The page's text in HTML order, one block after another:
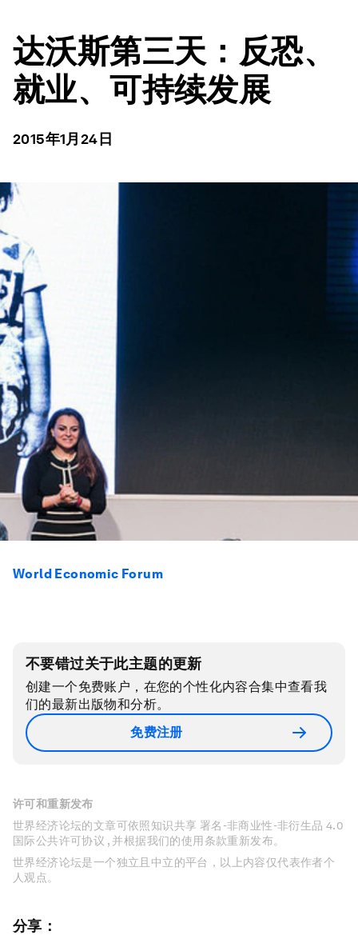
达沃斯第三天：反恐、
就业、可持续发展
2015年1月24日
World Economic Forum
不要错过关于此主题的更新
创建一个免费账户，在您的个性化内容合集中查看我
们的最新出版物和分析。
免费注册
许可和重新发布
世界经济论坛的文章可依照知识共享 署名-非商业性-非衍生品 4.0
国际公共许可协议 , 并根据我们的使用条款重新发布。
世界经济论坛是一个独立且中立的平台，以上内容仅代表作者个
人观点。
分享：